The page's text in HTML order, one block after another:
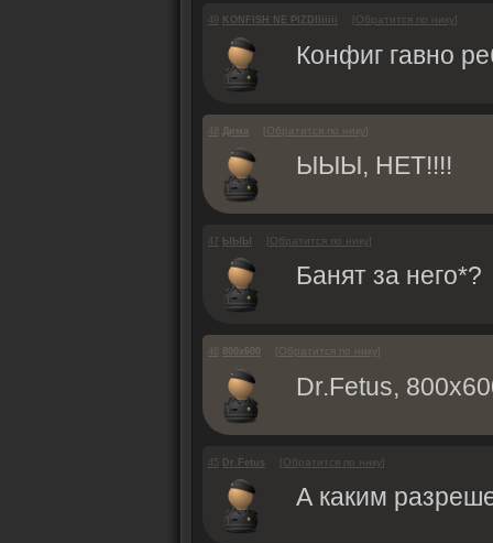
KONFISH NE PIZDIIiiiii Обратится по нику
Конфиг гавно
Дима [Обратится по нику ]
ЫЫЫ, НЕТ!!!!
47 ЫЫЫ [Обратится по нику]
Банят за него*?
800х600 Обратится по нику
Dr.Fetus,
45 Dr.Fetus [Обратится по нику]
А каким